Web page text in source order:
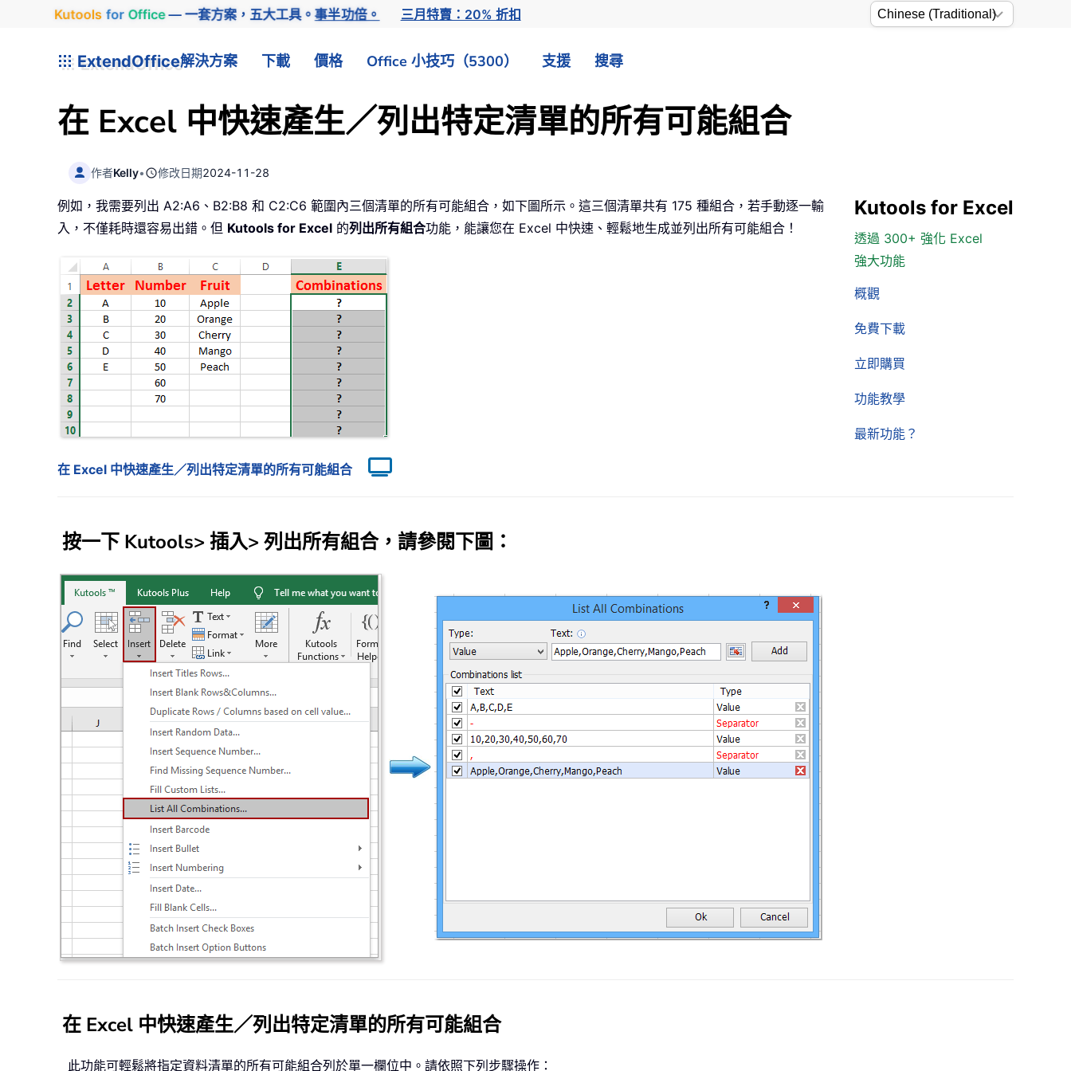
Kutools for Office— 一套方案，五大工具。事半功倍。 三月特賣：20% 折扣
ExtendOffice解決方案 下載 價格 Office 小技巧（5300） 支援 搜尋
在 Excel 中快速產生／列出特定清單的所有可能組合
作者Kelly• 修改日期2024-11-28
Kutools for Excel
透過 300+ 強化 Excel
強大功能
概觀
免費下載
立即購買
功能教學
最新功能？
例如，我需要列出 A2:A6、B2:B8 和 C2:C6 範圍內三個清單的所有可能組合，如下圖所示。這三個清單共有 175 種組合，若手動逐一輸
入，不僅耗時還容易出錯。但 Kutools for Excel 的列出所有組合功能，能讓您在 Excel 中快速、輕鬆地生成並列出所有可能組合！
在 Excel 中快速產生／列出特定清單的所有可能組合
按一下 Kutools> 插入> 列出所有組合，請參閱下圖：
在 Excel 中快速產生／列出特定清單的所有可能組合
此功能可輕鬆將指定資料清單的所有可能組合列於單一欄位中。請依照下列步驟操作：